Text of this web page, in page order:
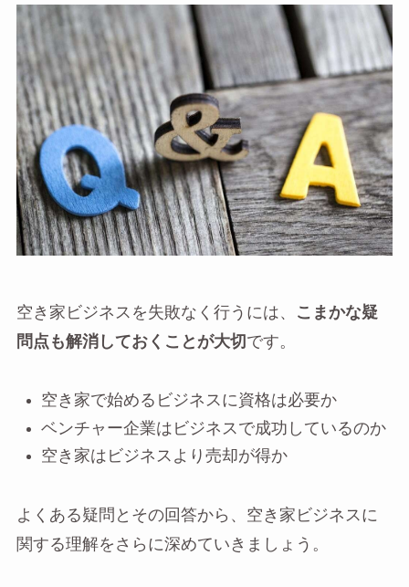
空き家ビジネスを失敗なく行うには、 こまかな疑
問点も解消しておくことが大切 です。
空き家で始めるビジネスに資格は必要か
ベンチャー企業はビジネスで成功しているのか
空き家はビジネスより売却が得か
よくある疑問とその回答から、空き家ビジネスに
関する理解をさらに深めていきましょう。